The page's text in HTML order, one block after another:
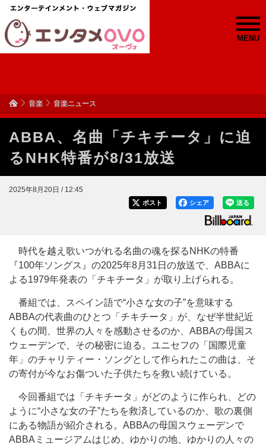
MENU
音楽 音楽ニュース
ABBA、名曲「チキチータ」に迫
るNHK特番が8/31放送
2025年8月20日 / 12:45
送る
シェア
ポスト
時代を越え歌いつがれる名曲の魂を探るNHKの特番
『100年ソングス』の2025年8月31日の放送で、ABBAに
よる1979年発表の「チキチータ」が取り上げられる。
番組では、スペイン語で“小さな女の子”を意味する
ABBAの代表曲のひとつ「チキチータ」が、なぜ半世紀近
くもの間、世界の人々を感動させるのか、ABBAの母国ス
ウェーデンで、その秘密に迫る。ユニセフの「国際児童
年」のチャリティー・ソングとして作られたこの曲は、そ
の寄付が今なお傷ついた子供たちを救い続けている。
今回番組では「チキチータ」がどのように作られ、どの
ように“小さな女の子”たちを救済しているのか、歌の裏側
にある物語が紹介される。ABBAの母国スウェーデンで
ABBAミュージアムはじめ、ゆかりの地、ゆかりの人々の